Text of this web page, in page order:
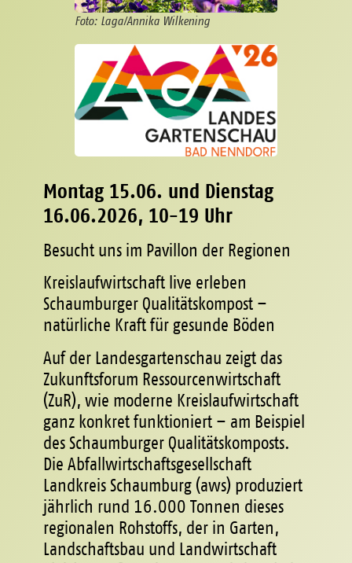
Foto: Laga/Annika Wilkening
Montag 15.06. und Dienstag
16.06.2026, 10-19 Uhr
Besucht uns im Pavillon der Regionen
Kreislaufwirtschaft live erleben
Schaumburger Qualitätskompost –
natürliche Kraft für gesunde Böden
Auf der Landesgartenschau zeigt das
Zukunftsforum Ressourcenwirtschaft
(ZuR), wie moderne Kreislaufwirtschaft
ganz konkret funktioniert – am Beispiel
des Schaumburger Qualitätskomposts.
Die Abfallwirtschaftsgesellschaft
Landkreis Schaumburg (aws) produziert
jährlich rund 16.000 Tonnen dieses
regionalen Rohstoffs, der in Garten,
Landschaftsbau und Landwirtschaft